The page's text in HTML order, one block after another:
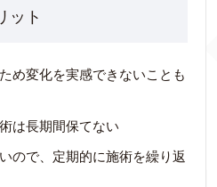
ット
め変化を実感できないことも
は長期間保てない
ので、定期的に施術を繰り返